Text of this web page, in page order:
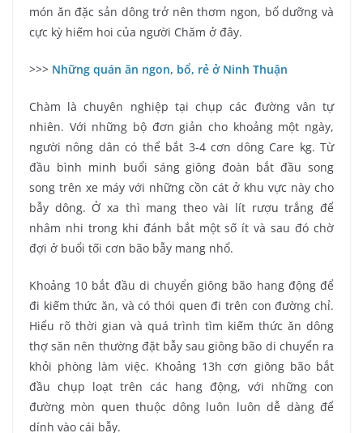
món ăn đặc sản dông trở nên thơm ngon, bổ dưỡng và
cực kỳ hiếm hoi của người Chăm ở đây.
>>> Những quán ăn ngon, bổ, rẻ ở Ninh Thuận
Chàm là chuyên nghiệp tại chụp các đường vân tự
nhiên. Với những bộ đơn giản cho khoảng một ngày,
người nông dân có thể bắt 3-4 cơn dông Care kg. Từ
đầu bình minh buổi sáng giông đoàn bắt đầu song
song trên xe máy với những cồn cát ở khu vực này cho
bẫy dông. Ở xa thì mang theo vài lít rượu trắng để
nhâm nhi trong khi đánh bắt một số ít và sau đó chờ
đợi ở buổi tối cơn bão bẫy mang nhổ.
Khoảng 10 bắt đầu di chuyển giông bão hang động để
đi kiếm thức ăn, và có thói quen đi trên con đường chỉ.
Hiểu rõ thời gian và quá trình tìm kiếm thức ăn dông
thợ săn nên thường đặt bẫy sau giông bão di chuyển ra
khỏi phòng làm việc. Khoảng 13h cơn giông bão bắt
đầu chụp loạt trên các hang động, với những con
đường mòn quen thuộc dông luôn luôn dễ dàng để
dính vào cái bẫy.